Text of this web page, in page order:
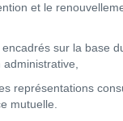
et le
sur la base
représentations
mutuelle.